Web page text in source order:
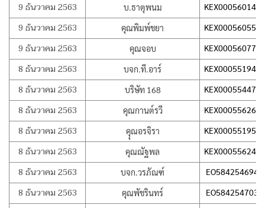
9 ธันวาคม 2563 บ.ธาตุพนม
9 ธันวาคม 2563 คุณพิมพ์ชยา
9 ธันวาคม 2563 คุณจอบ
8 ธันวาคม 2563 บจก.ที.อาร์
8 ธันวาคม 2563 บริษัท 168
8 ธันวาคม 2563 คุณกานต์รวี
8 ธันวาคม 2563 คุุณอรจิรา
8 ธันวาคม 2563 คุณณัฐพล
8 ธันวาคม 2563 บจก.วรภัณฑ์
8 ธันวาคม 2563 คุณพัชรินทร์